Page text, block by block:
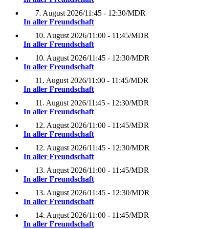
7. August 2026/11:45 - 12:30/MDR
In aller Freundschaft
10. August 2026/11:00 - 11:45/MDR
In aller Freundschaft
10. August 2026/11:45 - 12:30/MDR
In aller Freundschaft
11. August 2026/11:00 - 11:45/MDR
In aller Freundschaft
11. August 2026/11:45 - 12:30/MDR
In aller Freundschaft
12. August 2026/11:00 - 11:45/MDR
In aller Freundschaft
12. August 2026/11:45 - 12:30/MDR
In aller Freundschaft
13. August 2026/11:00 - 11:45/MDR
In aller Freundschaft
13. August 2026/11:45 - 12:30/MDR
In aller Freundschaft
14. August 2026/11:00 - 11:45/MDR
In aller Freundschaft